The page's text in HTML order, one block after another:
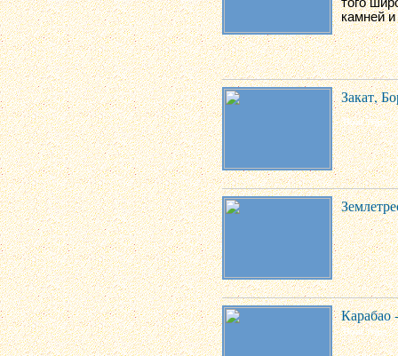
того
камней и
Закат,
Карабао